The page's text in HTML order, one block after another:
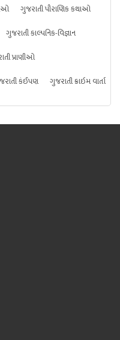
ગુજરાતી પૌરાણિક કથાઓ
ગુજરાતી કાલ્પનિક-વિજ્ઞાન
પ્રાણીઓ
કંઈપણ ગુજરાતી ક્રાઇમ વાર્તા